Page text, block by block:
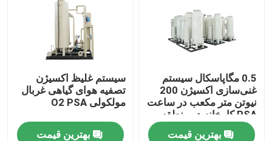
0.5 مگاپاسکال سیستم
غنی‌سازی اکسیژن 200
نیوتن متر مکعب در ساعت
PSA کارخانه در منطقه
فلات
بهترین قیمت
سیستم غلیظ اکسیژن
تصفیه هوای گیاهی غربال
مولکولی O2 PSA
بهترین قیمت